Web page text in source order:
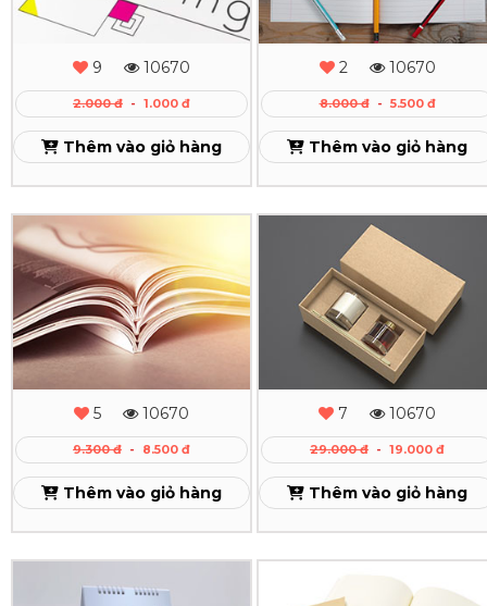
9 10670
2.000 đ - 1.000 đ
Thêm vào giỏ hàng
Tập
Sinh
Theo
Cầu
Cạnh
Tranh
2 10670
8.000 đ - 5.500 đ
Thêm vào giỏ hàng
In
Catalogue
Xem
5 10670
9.300 đ - 8.500 đ
Thêm vào giỏ hàng
Hộp
Cứng
-
Hộp
Tặng
7 10670
29.000 đ - 19.000 đ
Thêm vào giỏ hàng